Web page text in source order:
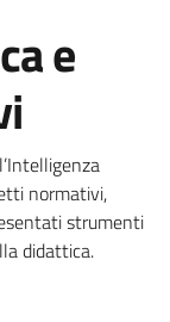
e
normativi,
strumenti
didattica.